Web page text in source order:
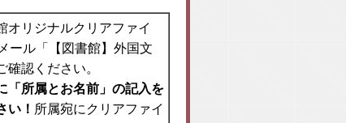
リジナルクリアファイ
ール「【図書館】外国文
認ください。
「所属とお名前」の記入を
い！ 所属宛にクリアファイ